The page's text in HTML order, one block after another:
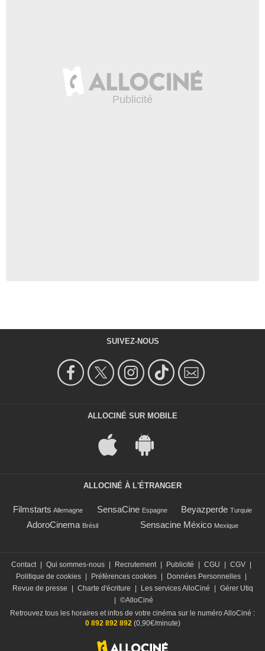
SUIVEZ-NOUS
ALLOCINÉ SUR MOBILE
ALLOCINÉ À L'ÉTRANGER
Filmstarts Allemagne SensaCine Espagne Beyazperde Turquie
AdoroCinema Brésil Sensacine México Mexique
Contact Qui sommes-nous Recrutement Publicité CGU CGV
Politique de cookies
Préférences cookies Données Personnelles
Revue de presse
Charte d'écriture Les services AlloCiné
Gérer Utiq
©AlloCiné
Retrouvez tous les horaires et infos de votre cinéma sur le numéro AlloCiné :
0 892 892 892(0,90€/minute)